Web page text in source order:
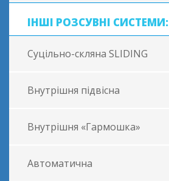
ІНШІ РОЗСУВНІ СИСТЕМИ:
Суцільно-скляна SLIDING
Внутрішня підвісна
Внутрішня «Гармошка»
Автоматична